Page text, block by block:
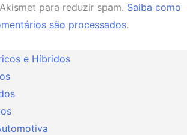
para reduzir spam. Saiba como
são processados.
e Híbridos